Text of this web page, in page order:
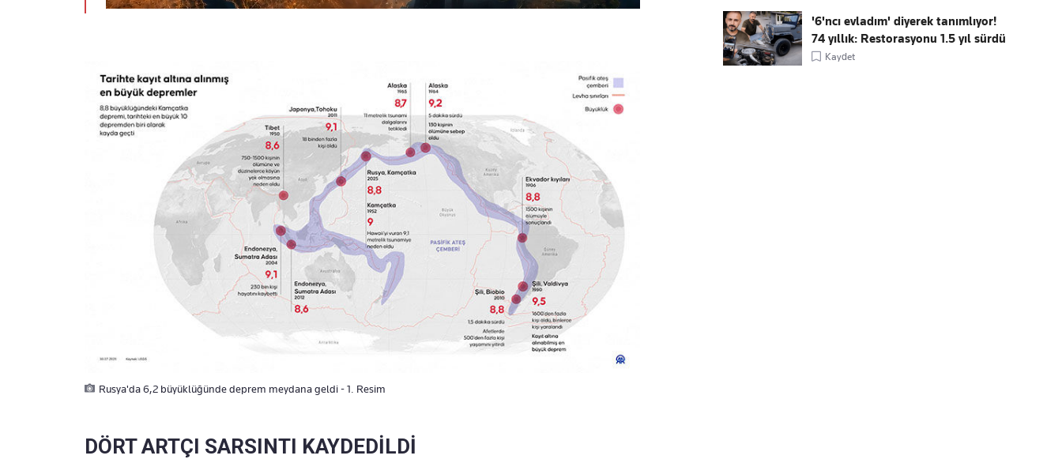
Rusya'da 6,2 büyüklüğünde deprem meydana geldi - 1. Resim
DÖRT ARTÇI SARSINTI KAYDEDİLDİ
'6'ncı evladım' diyerek tanımlıyor!
74 yıllık: Restorasyonu 1.5 yıl sürdü
Kaydet